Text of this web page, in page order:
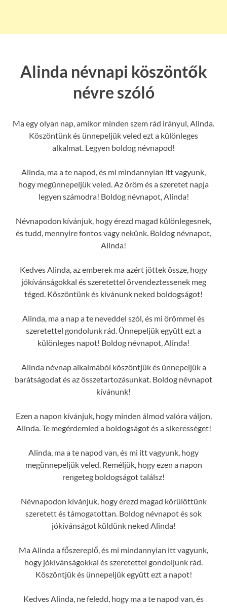
Alinda névnapi köszöntők
névre szóló
Ma egy olyan nap, amikor minden szem rád irányul, Alinda.
Köszöntünk és ünnepeljük veled ezt a különleges
alkalmat. Legyen boldog névnapod!
Alinda, ma a te napod, és mi mindannyian itt vagyunk,
hogy megünnepeljük veled. Az öröm és a szeretet napja
legyen számodra! Boldog névnapot, Alinda!
Névnapodon kívánjuk, hogy érezd magad különlegesnek,
és tudd, mennyire fontos vagy nekünk. Boldog névnapot,
Alinda!
Kedves Alinda, az emberek ma azért jöttek össze, hogy
jókívánságokkal és szeretettel örvendeztessenek meg
téged. Köszöntünk és kívánunk neked boldogságot!
Alinda, ma a nap a te neveddel szól, és mi örömmel és
szeretettel gondolunk rád. Ünnepeljük együtt ezt a
különleges napot! Boldog névnapot, Alinda!
Alinda névnap alkalmából köszöntjük és ünnepeljük a
barátságodat és az összetartozásunkat. Boldog névnapot
kívánunk!
Ezen a napon kívánjuk, hogy minden álmod valóra váljon,
Alinda. Te megérdemled a boldogságot és a sikerességet!
Alinda, ma a te napod van, és mi itt vagyunk, hogy
megünnepeljük veled. Reméljük, hogy ezen a napon
rengeteg boldogságot találsz!
Névnapodon kívánjuk, hogy érezd magad körülöttünk
szeretett és támogatottan. Boldog névnapot és sok
jókívánságot küldünk neked Alinda!
Ma Alinda a főszereplő, és mi mindannyian itt vagyunk,
hogy jókívánságokkal és szeretettel gondoljunk rád.
Köszöntjük és ünnepeljük együtt ezt a napot!
Kedves Alinda, ne feledd, hogy ma a te napod van, és